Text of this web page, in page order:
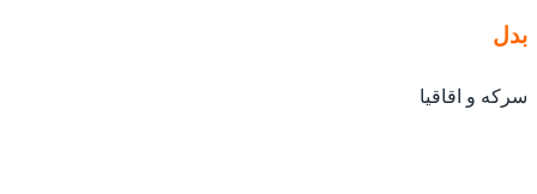
بدل
سرکه و اقاقیا